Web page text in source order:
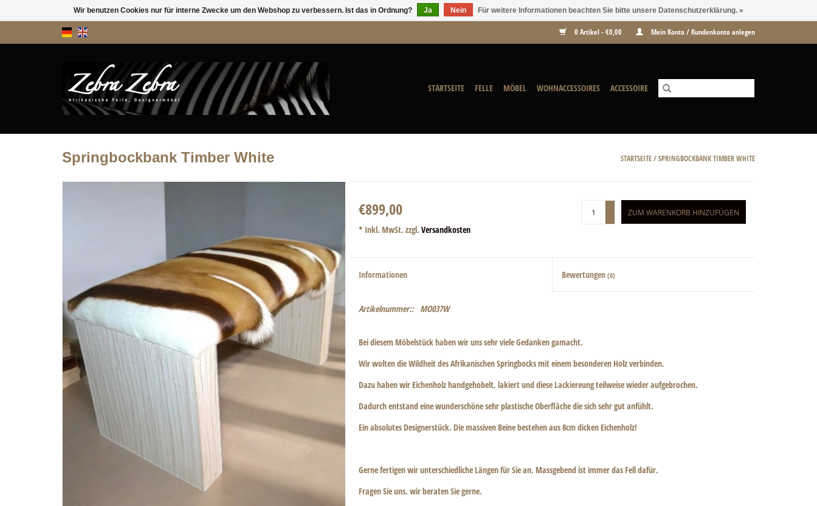
0 Artikel - €0,00 Mein Konto / Kundenkonto anlegen
STARTSEITE FELLE MÖBEL WOHNACCESSOIRES ACCESSOIRE
Springbockbank Timber White STARTSEITE/SPRINGBOCKBANK TIMBER WHITE
€899,00
* Inkl. MwSt. zzgl. Versandkosten
ZUM WARENKORB HINZUFÜGEN
Informationen Bewertungen(0)
Artikelnummer:: MO037W
Bei diesem Möbelstück haben wir uns sehr viele Gedanken gamacht.
Wir wolten die Wildheit des Afrikanischen Springbocks mit einem besonderen Holz verbinden.
Dazu haben wir Eichenholz handgehobelt, lakiert und diese Lackiereung teilweise wieder aufgebrochen.
Dadurch entstand eine wunderschöne sehr plastische Oberfläche die sich sehr gut anfühlt.
Ein absolutes Designerstück. Die massiven Beine bestehen aus 8cm dicken Eichenholz!
Gerne fertigen wir unterschiedliche Längen für Sie an. Massgebend ist immer das Fell dafür.
Fragen Sie uns, wir beraten Sie gerne.
Wir benutzen Cookies nur für interne Zwecke um den Webshop zu verbessern. Ist das in Ordnung? Ja Nein Für weitere Informationen beachten Sie bitte unsere Datenschutzerklärung. »